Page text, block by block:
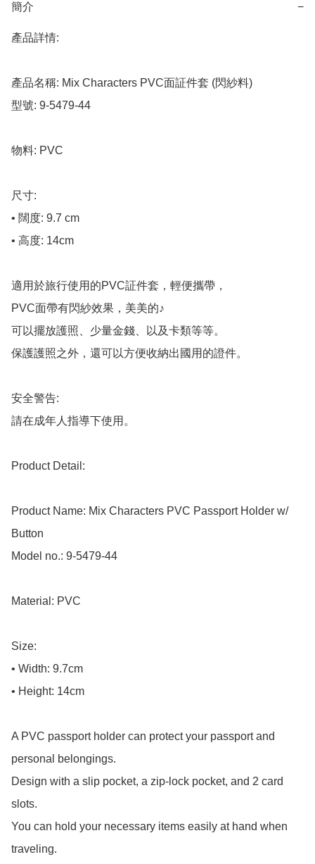
簡介 −
產品詳情:
產品名稱: Mix Characters PVC面証件套 (閃紗料)
型號: 9-5479-44
物料: PVC
尺寸:
• 闊度: 9.7 cm
• 高度: 14cm
適用於旅行使用的PVC証件套，輕便攜帶，
PVC面帶有閃紗效果，美美的♪
可以擺放護照、少量金錢、以及卡類等等。
保護護照之外，還可以方便收納出國用的證件。
安全警告:
請在成年人指導下使用。
Product Detail:
Product Name: Mix Characters PVC Passport Holder w/
Button
Model no.: 9-5479-44
Material: PVC
Size:
• Width: 9.7cm
• Height: 14cm
A PVC passport holder can protect your passport and
personal belongings.
Design with a slip pocket, a zip-lock pocket, and 2 card
slots.
You can hold your necessary items easily at hand when
traveling.